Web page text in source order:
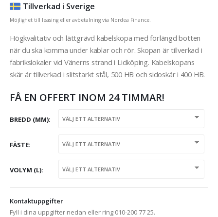
Tillverkad i Sverige
Möjlighet till leasing eller avbetalning via Nordea Finance.
Högkvalitativ och lättgrävd kabelskopa med förlängd botten
när du ska komma under kablar och rör. Skopan är tillverkad i
fabrikslokaler vid Vänerns strand i Lidköping. Kabelskopans
skär är tillverkad i slitstarkt stål, 500 HB och sidoskär i 400 HB.
FÅ EN OFFERT INOM 24 TIMMAR!
BREDD (MM)
FÄSTE
VOLYM (L)
Kontaktuppgifter
Fyll i dina uppgifter nedan eller ring 010-200 77 25.